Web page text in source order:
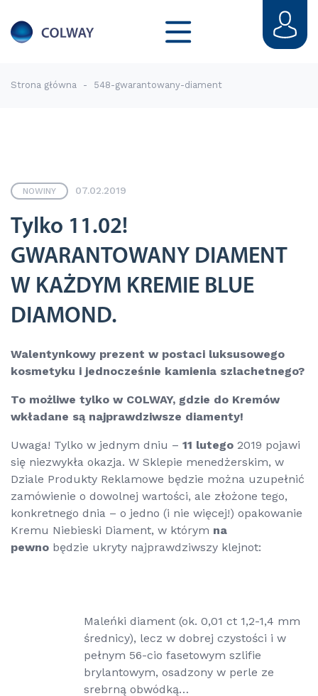
Strona główna - 548-gwarantowany-diament
NOWINY 07.02.2019
Tylko 11.02!
GWARANTOWANY DIAMENT
W KAŻDYM KREMIE BLUE
DIAMOND.
Walentynkowy prezent w postaci luksusowego
kosmetyku i jednocześnie kamienia szlachetnego?
To możliwe tylko w COLWAY, gdzie do Kremów
wkładane są najprawdziwsze diamenty!
Uwaga! Tylko w jednym dniu – 11 lutego 2019 pojawi
się niezwykła okazja. W Sklepie menedżerskim, w
Dziale Produkty Reklamowe będzie można uzupełnić
zamówienie o dowolnej wartości, ale złożone tego,
konkretnego dnia – o jedno (i nie więcej!) opakowanie
Kremu Niebieski Diament, w którym na
pewno będzie ukryty najprawdziwszy klejnot:
Maleńki diament (ok. 0,01 ct 1,2-1,4 mm
średnicy), lecz w dobrej czystości i w
pełnym 56-cio fasetowym szlifie
brylantowym, osadzony w perle ze
srebrną obwódką…